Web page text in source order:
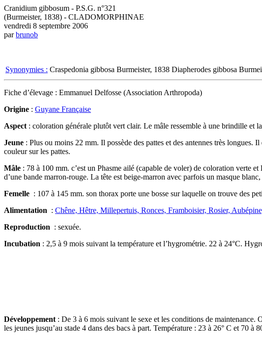
Cranidium gibbosum - P.S.G. n°321
(Burmeister, 1838) - CLADOMORPHINAE
vendredi 8 septembre 2006
parbrunob
Synonymies : Craspedonia gibbosa Burmeister, 1838 Diapherodes gibbosa
Fiche d’élevage : Emmanuel Delfosse (Association Arthropoda)
Origine : Guyane Française
Aspect : coloration générale plutôt vert clair. Le mâle ressemble à une brindille et
Jeune : Plus ou moins 22 mm. Il possède des pattes et des antennes très
couleur sur les pattes.
Mâle : 78 à 100 mm. c’est un Phasme ailé (capable de voler) de coloration verte
d’une bande marron-rouge. La tête est beige-marron avec parfois un masque
Femelle : 107 à 145 mm. son thorax porte une bosse sur laquelle on trouve des
Alimentation : Chêne, Hêtre, Millepertuis, Ronces, Framboisier, Rosier,
Reproduction : sexuée.
Incubation : 2,5 à 9 mois suivant la température et l’hygrométrie. 22 à 24°C.
Développement : De 3 à 6 mois suivant le sexe et les conditions de maintenance.
les jeunes jusqu’au stade 4 dans des bacs à part. Température : 23 à 26° C et 70